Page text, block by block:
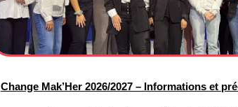
Change Mak’Her 2026/2027 – Informations et